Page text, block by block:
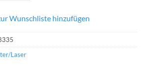
Wunschliste hinzufügen
Laser